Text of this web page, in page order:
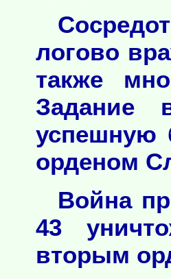
логово
также
успешную
орденом
Война
43
вторым